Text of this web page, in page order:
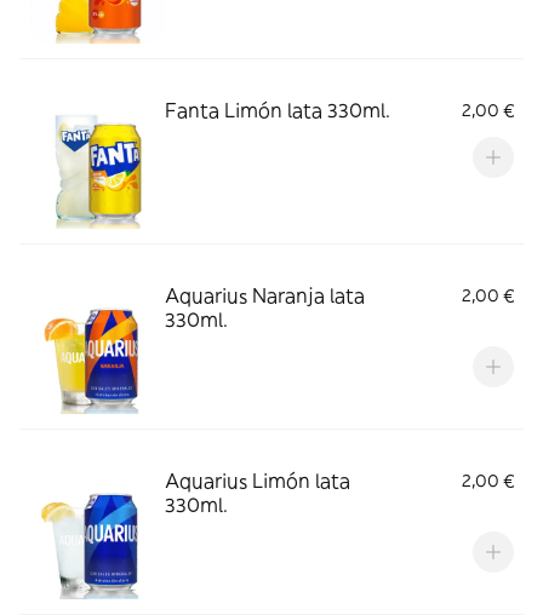
Fanta Limón lata 330ml. 2,00 €
Aquarius Naranja lata
330ml.
2,00 €
Aquarius Limón lata
330ml.
2,00 €